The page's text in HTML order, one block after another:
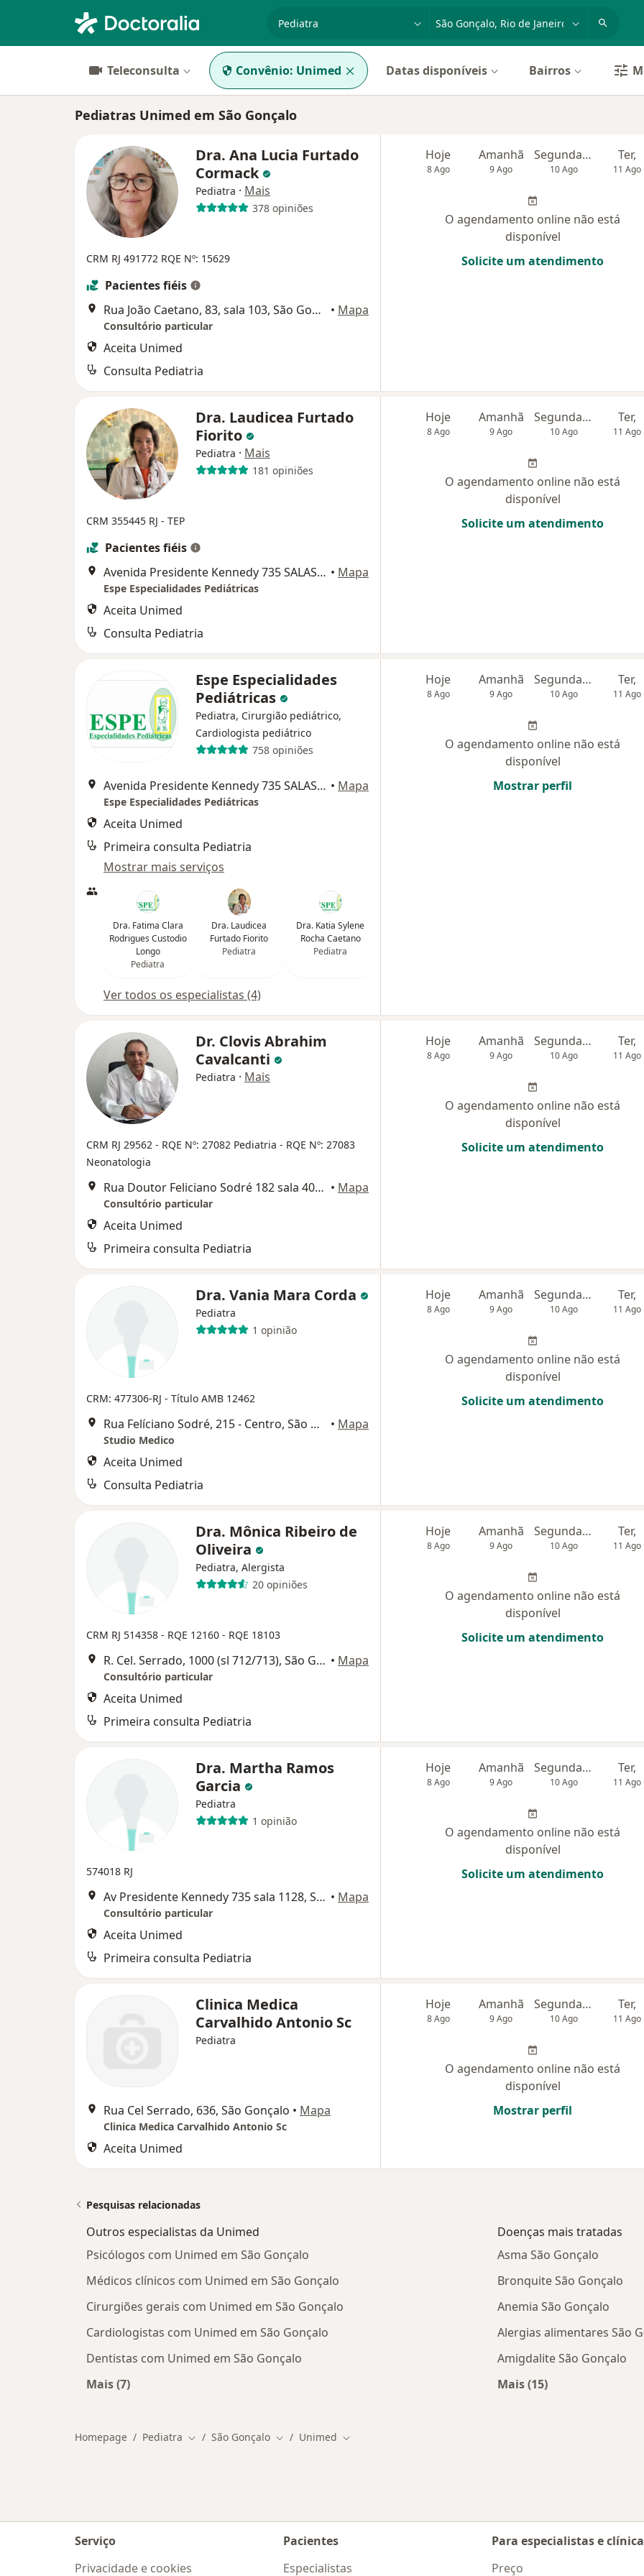
Teleconsulta Convênio: Unimed Datas disponíveis Bairros
Pediatras Unimed em São Gonçalo
Dra. Ana Lucia Furtado
Cormack
Pediatra · Mais
378 opiniões
CRM RJ 491772 RQE Nº: 15629
Pacientes fiéis
Rua João Caetano, 83, sala 103, São Gonçalo
• Mapa
Consultório particular
Aceita Unimed
Consulta Pediatria
Hoje
8 Ago
Amanhã
9 Ago
Segunda-feira
10 Ago
Ter,
11 Ago
O agendamento online não está
disponível
Solicite um atendimento
Dra. Laudicea Furtado
Fiorito
Pediatra · Mais
181 opiniões
CRM 355445 RJ - TEP
Pacientes fiéis
Avenida Presidente Kennedy 735 SALAS: 1320 e 1321, São Gonçalo • Mapa
Espe Especialidades Pediátricas
Aceita Unimed
Consulta Pediatria
Hoje
8 Ago
Amanhã
9 Ago
Segunda-feira
10 Ago
Ter,
11 Ago
O agendamento online não está
disponível
Solicite um atendimento
Espe Especialidades
Pediátricas
Pediatra, Cirurgião pediátrico,
Cardiologista pediátrico
758 opiniões
Avenida Presidente Kennedy 735 SALAS: 1320 e 1321, São Gonçalo • Mapa
Espe Especialidades Pediátricas
Aceita Unimed
Primeira consulta Pediatria
Mostrar mais serviços
Dra. Fatima Clara
Rodrigues Custodio
Longo
Pediatra
Dra. Laudicea
Furtado Fiorito
Pediatra
Dra. Katia Sylene
Rocha Caetano
Pediatra
Ver todos os especialistas (4)
Hoje
8 Ago
Amanhã
9 Ago
Segunda-feira
10 Ago
Ter,
11 Ago
O agendamento online não está
disponível
Mostrar perfil
Dr. Clovis Abrahim
Cavalcanti
Pediatra · Mais
CRM RJ 29562 - RQE Nº: 27082 Pediatria - RQE Nº: 27083
Neonatologia
Rua Doutor Feliciano Sodré 182 sala 407, São Gonçalo • Mapa
Consultório particular
Aceita Unimed
Primeira consulta Pediatria
Hoje
8 Ago
Amanhã
9 Ago
Segunda-feira
10 Ago
Ter,
11 Ago
O agendamento online não está
disponível
Solicite um atendimento
Dra. Vania Mara Corda
Pediatra
1 opinião
CRM: 477306-RJ - Título AMB 12462
Rua Felíciano Sodré, 215 - Centro, São Gonçalo • Mapa
Studio Medico
Aceita Unimed
Consulta Pediatria
Hoje
8 Ago
Amanhã
9 Ago
Segunda-feira
10 Ago
Ter,
11 Ago
O agendamento online não está
disponível
Solicite um atendimento
Dra. Mônica Ribeiro de
Oliveira
Pediatra, Alergista
20 opiniões
CRM RJ 514358 - RQE 12160 - RQE 18103
R. Cel. Serrado, 1000 (sl 712/713), São Gonçalo • Mapa
Consultório particular
Aceita Unimed
Primeira consulta Pediatria
Hoje
8 Ago
Amanhã
9 Ago
Segunda-feira
10 Ago
Ter,
11 Ago
O agendamento online não está
disponível
Solicite um atendimento
Dra. Martha Ramos
Garcia
Pediatra
1 opinião
574018 RJ
Av Presidente Kennedy 735 sala 1128, São Gonçalo • Mapa
Consultório particular
Aceita Unimed
Primeira consulta Pediatria
Hoje
8 Ago
Amanhã
9 Ago
Segunda-feira
10 Ago
Ter,
11 Ago
O agendamento online não está
disponível
Solicite um atendimento
Clinica Medica
Carvalhido Antonio Sc
Pediatra
Rua Cel Serrado, 636, São Gonçalo • Mapa
Clinica Medica Carvalhido Antonio Sc
Aceita Unimed
Hoje
8 Ago
Amanhã
9 Ago
Segunda-feira
10 Ago
Ter,
11 Ago
O agendamento online não está
disponível
Mostrar perfil
Pesquisas relacionadas
Outros especialistas da Unimed
Psicólogos com Unimed em São Gonçalo
Médicos clínicos com Unimed em São Gonçalo
Cirurgiões gerais com Unimed em São Gonçalo
Cardiologistas com Unimed em São Gonçalo
Dentistas com Unimed em São Gonçalo
Mais (7)
Doenças mais tratadas
Asma São Gonçalo
Bronquite São Gonçalo
Anemia São Gonçalo
Alergias alimentares São
Amigdalite São Gonçalo
Mais (15)
Homepage Pediatra Mudar de cidade
São Gonçalo Mudar de cidade
Unimed Mudar de cidade
Serviço
Privacidade e cookies
Pacientes
Especialistas
Para especialistas e
Preço